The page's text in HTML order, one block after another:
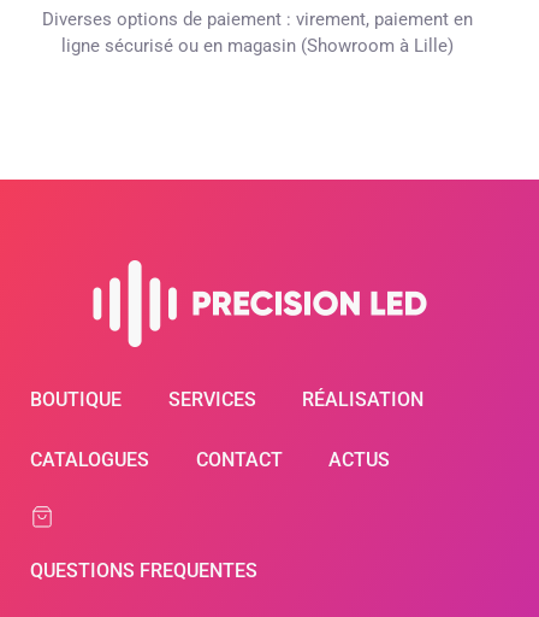
Diverses options de paiement : virement, paiement en
ligne sécurisé ou en magasin (Showroom à Lille)
BOUTIQUE SERVICES RÉALISATION
CATALOGUES CONTACT ACTUS
QUESTIONS FREQUENTES